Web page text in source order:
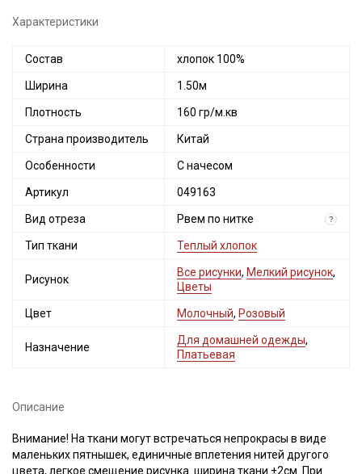
Характеристики
Состав хлопок 100%
Ширина 1.50м
Плотность 160 гр/м.кв
Страна производитель Китай
Особенности С начесом
Артикул 049163
Вид отреза Рвем по нитке ?
Тип ткани Теплый хлопок
Рисунок
Все рисунки, Мелкий рисунок,
Цветы
Цвет Молочный, Розовый
Назначение
Для домашней одежды,
Платьевая
Описание
Внимание! На ткани могут встречаться непрокрасы в виде
маленьких пятнышек, единичные вплетения нитей другого
цвета, легкое смещение рисунка. ширина ткани ±2см. При